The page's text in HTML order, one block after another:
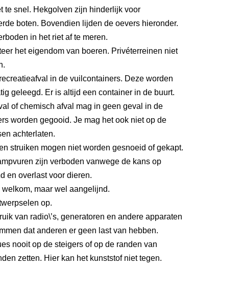
te snel. Hekgolven zijn hinderlijk voor
boten. Bovendien lijden de oevers hieronder.
in het riet af te meren.
het eigendom van boeren. Privéterreinen niet
in de vuilcontainers. Deze worden
geleegd. Er is altijd een container in de buurt.
of chemisch afval mag in geen geval in de
worden gegooid. Je mag het ook niet op de
achterlaten.
struiken mogen niet worden gesnoeid of gekapt.
zijn verboden vanwege de kans op
en overlast voor dieren.
welkom, maar wel aangelijnd.
op.
van radio\’s, generatoren en andere apparaten
dat anderen er geen last van hebben.
nooit op de steigers of op de randen van
zetten. Hier kan het kunststof niet tegen.